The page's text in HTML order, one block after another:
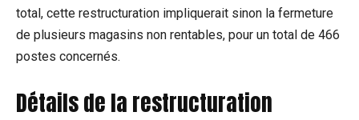
total, cette restructuration impliquerait sinon la fermeture
de plusieurs magasins non rentables, pour un total de 466
postes concernés.
Détails de la restructuration